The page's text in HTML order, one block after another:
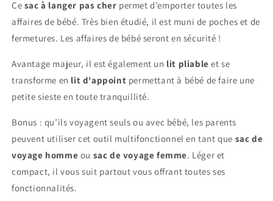
Ce sac à langer pas cher permet d’emporter toutes les
affaires de bébé. Très bien étudié, il est muni de poches et de
fermetures. Les affaires de bébé seront en sécurité !
Avantage majeur, il est également un lit pliable et se
transforme en lit d'appoint permettant à bébé de faire une
petite sieste en toute tranquillité.
Bonus : qu’ils voyagent seuls ou avec bébé, les parents
peuvent utiliser cet outil multifonctionnel en tant que sac de
voyage homme ou sac de voyage femme. Léger et
compact, il vous suit partout vous offrant toutes ses
fonctionnalités.